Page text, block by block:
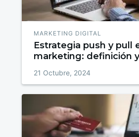
MARKETING DIGITAL
Estrategia push y pull
marketing: definición
21 Octubre, 2024